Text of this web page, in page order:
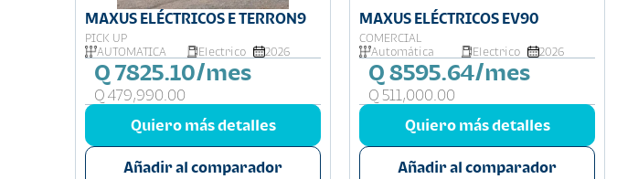
MAXUS ELÉCTRICOS E TERRON9
PICK UP
AUTOMATICA
Electrico 2026
Q 7825.10/mes
Q 479,990.00
Quiero más detalles
Añadir al comparador
MAXUS ELÉCTRICOS EV90
COMERCIAL
Automática
Electrico 2026
Q 8595.64/mes
Q 511,000.00
Quiero más detalles
Añadir al comparador